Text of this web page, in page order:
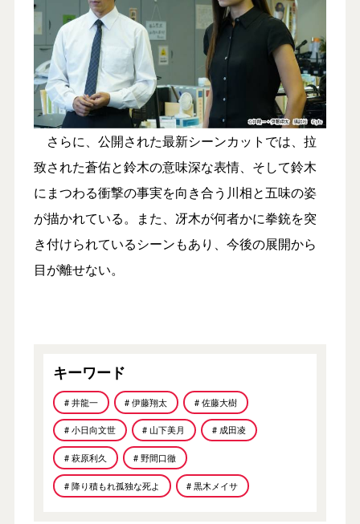
さらに、公開された最新シーンカットでは、拉
致された蒼佑と鈴木の意味深な表情、そして鈴木
にまつわる衝撃の事実を向き合う川相と五味の姿
が描かれている。また、冴木が何者かに拳銃を突
き付けられているシーンもあり、今後の展開から
目が離せない。
キーワード
# 井龍一 # 伊藤翔太 # 佐藤大樹
# 小日向文世 # 山下美月 # 成田凌
# 萩原利久 # 野間口徹
# 降り積もれ孤独な死よ # 黒木メイサ